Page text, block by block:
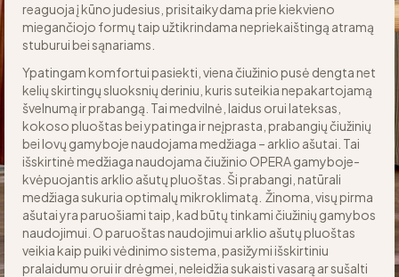
reaguoja į kūno judesius, prisitaikydama prie kiekvieno
miegančiojo formų taip užtikrindama nepriekaištingą atramą
stuburui bei sąnariams.
Ypatingam komfortui pasiekti, viena čiužinio pusė dengta net
kelių skirtingų sluoksnių deriniu, kuris suteikia nepakartojamą
švelnumą ir prabangą. Tai medvilnė, laidus orui lateksas,
kokoso pluoštas bei ypatinga ir neįprasta, prabangių čiužinių
bei lovų gamyboje naudojama medžiaga – arklio ašutai. Tai
išskirtinė medžiaga naudojama čiužinio OPERA gamyboje-
kvėpuojantis arklio ašutų pluoštas. Ši prabangi, natūrali
medžiaga sukuria optimalų mikroklimatą. Žinoma, visų pirma
ašutai yra paruošiami taip, kad būtų tinkami čiužinių gamybos
naudojimui. O paruoštas naudojimui arklio ašutų pluoštas
veikia kaip puiki vėdinimo sistema, pasižymi išskirtiniu
pralaidumu orui ir drėgmei, neleidžia sukaisti vasarą ar sušalti